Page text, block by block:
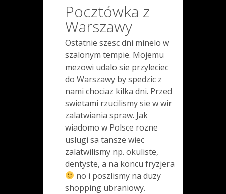
Pocztówka z
Warszawy
Ostatnie szesc dni minelo w
szalonym tempie. Mojemu
mezowi udalo sie przyleciec
do Warszawy by spedzic z
nami chociaz kilka dni. Przed
swietami rzucilismy sie w wir
zalatwiania spraw. Jak
wiadomo w Polsce rozne
uslugi sa tansze wiec
zalatwilismy np. okuliste,
dentyste, a na koncu fryzjera
no i poszlismy na duzy
shopping ubraniowy.